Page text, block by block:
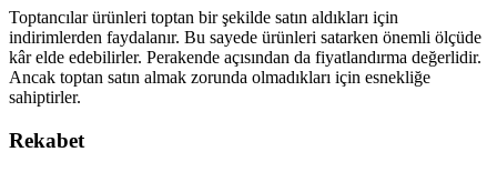
Toptancılar ürünleri toptan bir şekilde satın aldıkları için
indirimlerden faydalanır. Bu sayede ürünleri satarken önemli ölçüde
kâr elde edebilirler. Perakende açısından da fiyatlandırma değerlidir.
Ancak toptan satın almak zorunda olmadıkları için esnekliğe
sahiptirler.
Rekabet